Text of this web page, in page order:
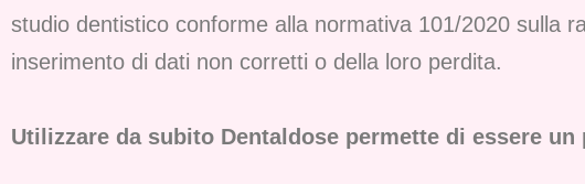
studio dentistico conforme alla normativa 101/2020 sulla
inserimento di dati non corretti o della loro perdita.
Utilizzare da subito Dentaldose permette di essere un